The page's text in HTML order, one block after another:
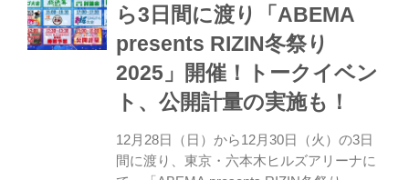
ら3日間に渡り「ABEMA
presents RIZIN冬祭り
2025」開催！トークイベン
ト、公開計量の実施も！
12月28日（日）から12月30日（火）の3日
間に渡り、東京・六本木ヒルズアリーナに